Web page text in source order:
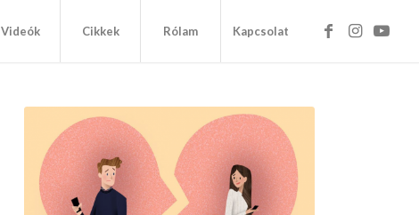
Videók Cikkek Rólam Kapcsolat